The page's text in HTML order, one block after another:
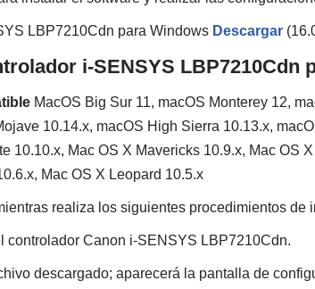
LBP7210Cdn para Windows Descargar
i-SENSYS LBP7210Cdn
MacOS Big Sur 11, macOS Monterey 12,
10.14.x, macOS High Sierra 10.13.x,
10.10.x, Mac OS X Mavericks 10.9.x, Mac OS
Mac OS X Leopard 10.5.x
realiza los siguientes procedimientos de
controlador Canon i-SENSYS LBP7210Cdn.
descargado; aparecerá la pantalla de